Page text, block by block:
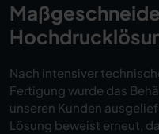
Nach intensiver
Fertigung wurde das
unseren Kunden
Lösung beweist erneut,